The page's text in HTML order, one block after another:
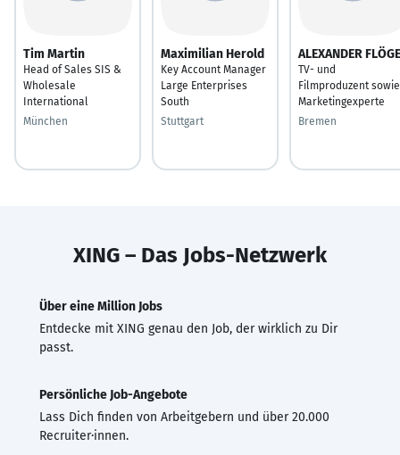
Tim Martin
Head of Sales SIS &
Wholesale
International
München
Maximilian Herold
Key Account Manager
Large Enterprises
South
Stuttgart
ALEXANDER
TV- und
Filmproduzent sowie
Marketingexperte
Bremen
XING – Das Jobs-Netzwerk
Über eine Million Jobs
Entdecke mit XING genau den Job, der wirklich zu Dir
passt.
Persönliche Job-Angebote
Lass Dich finden von Arbeitgebern und über 20.000
Recruiter·innen.